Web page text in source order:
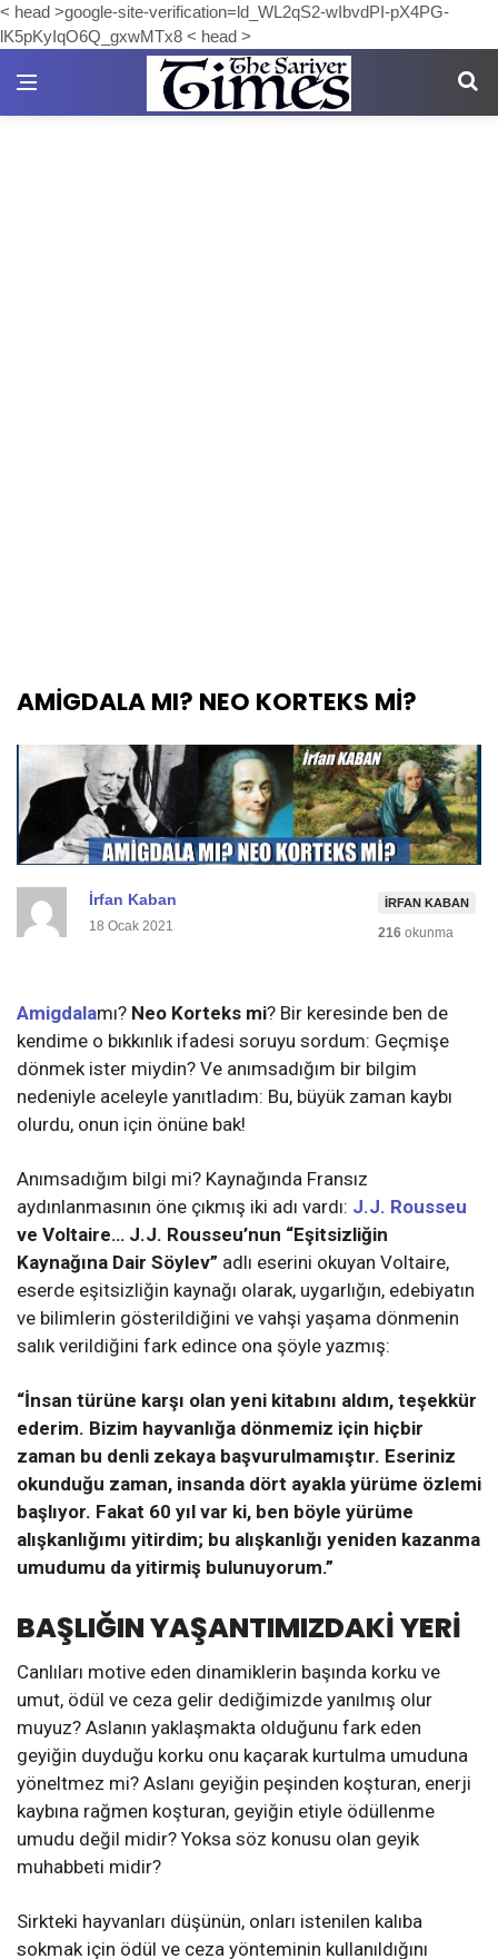
< head >google-site-verification=ld_WL2qS2-wIbvdPI-pX4PG-
lK5pKyIqO6Q_gxwMTx8 < head >
AMİGDALA MI? NEO KORTEKS Mİ?
İrfan Kaban
18 Ocak 2021
İRFAN KABAN
216 okunma
Amigdalamı? Neo Korteks mi? Bir keresinde ben de
kendime o bıkkınlık ifadesi soruyu sordum: Geçmişe
dönmek ister miydin? Ve anımsadığım bir bilgim
nedeniyle aceleyle yanıtladım: Bu, büyük zaman kaybı
olurdu, onun için önüne bak!
Anımsadığım bilgi mi? Kaynağında Fransız
aydınlanmasının öne çıkmış iki adı vardı: J.J. Rousseu
ve Voltaire… J.J. Rousseu’nun “Eşitsizliğin
Kaynağına Dair Söylev” adlı eserini okuyan Voltaire,
eserde eşitsizliğin kaynağı olarak, uygarlığın, edebiyatın
ve bilimlerin gösterildiğini ve vahşi yaşama dönmenin
salık verildiğini fark edince ona şöyle yazmış:
“İnsan türüne karşı olan yeni kitabını aldım, teşekkür
ederim. Bizim hayvanlığa dönmemiz için hiçbir
zaman bu denli zekaya başvurulmamıştır. Eseriniz
okunduğu zaman, insanda dört ayakla yürüme özlemi
başlıyor. Fakat 60 yıl var ki, ben böyle yürüme
alışkanlığımı yitirdim; bu alışkanlığı yeniden kazanma
umudumu da yitirmiş bulunuyorum.”
BAŞLIĞIN YAŞANTIMIZDAKİ YERİ
Canlıları motive eden dinamiklerin başında korku ve
umut, ödül ve ceza gelir dediğimizde yanılmış olur
muyuz? Aslanın yaklaşmakta olduğunu fark eden
geyiğin duyduğu korku onu kaçarak kurtulma umuduna
yöneltmez mi? Aslanı geyiğin peşinden koşturan, enerji
kaybına rağmen koşturan, geyiğin etiyle ödüllenme
umudu değil midir? Yoksa söz konusu olan geyik
muhabbeti midir?
Sirkteki hayvanları düşünün, onları istenilen kalıba
sokmak için ödül ve ceza yönteminin kullanıldığını